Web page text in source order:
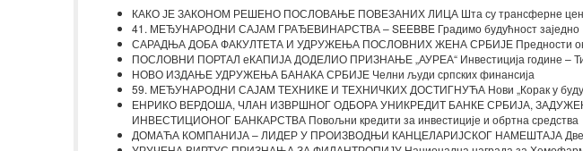
КАКО ЈЕ ЗАКОНОМ РЕШЕНО ПОСЛОВАЊЕ ПОВЕЗАНИХ ЛИЦА Шта су трансферне
41. МЕЂУНАРОДНИ САЈАМ ГРАЂЕВИНАРСТВА – SЕEBBE Градимо будућност заједно
САРАДЊА ДОБА ФАКУЛТЕТА И УДРУЖЕЊА ПОСЛОВНИХ ЖЕНА СРБИЈЕ Предности
ПОСЛОВНИ ПОРТАЛ еКАПИЈА ДОДЕЛИО ПРИЗНАЊЕ „АУРЕА“ Инвестиција године –
НОВО ИЗДАЊЕ УДРУЖЕЊА БАНАКА СРБИЈЕ Челни људи српских финансија
59. МЕЂУНАРОДНИ САЈAM ТЕХНИКЕ И ТЕХНИЧКИХ ДОСТИГНУЋА Нови „Корак у
ЕНРИКО ВЕРДОША, ЧЛАН ИЗВРШНОГ ОДБОРА УНИКРЕДИТ БАНКЕ СРБИЈА,
ИНВЕСТИЦИОНОГ БАНКАРСТВА Повољни кредити за инвестиције и обртна средства
ДОМАЋА КОМПАНИЈА – ЛИДЕР У ПРОИЗВОДЊИ КАНЦЕЛАРИЈСКОГ НАМЕШТАЈА Две и